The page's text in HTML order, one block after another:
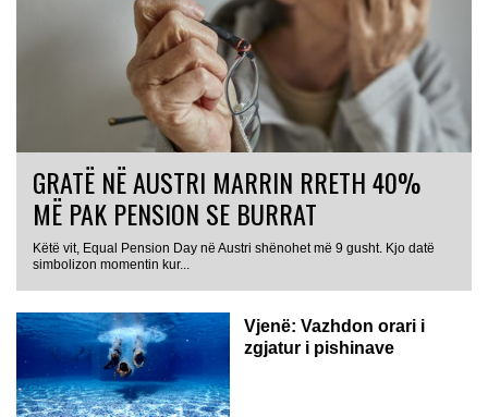
GRATË NË AUSTRI MARRIN RRETH 40%
MË PAK PENSION SE BURRAT
Këtë vit, Equal Pension Day në Austri shënohet më 9 gusht. Kjo datë
simbolizon momentin kur...
Vjenë: Vazhdon orari i
zgjatur i pishinave